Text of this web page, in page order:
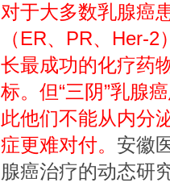
对于大多数乳腺癌
（ER、PR、Her-
长最成功的化疗药
标。但“三阴”乳腺
此他们不能从内分
症更难对付。 安徽
腺癌治疗的动态研